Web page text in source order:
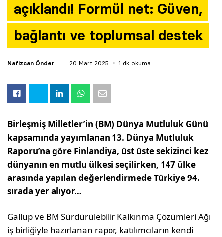
açıklandı! Formül net: Güven,
bağlantı ve toplumsal destek
Nafizcan Önder 20 Mart 2025 1 dk okuma
Birleşmiş Milletler’in (BM) Dünya Mutluluk Günü
kapsamında yayımlanan 13. Dünya Mutluluk
Raporu’na göre Finlandiya, üst üste sekizinci kez
dünyanın en mutlu ülkesi seçilirken, 147 ülke
arasında yapılan değerlendirmede Türkiye 94.
sırada yer alıyor…
Gallup ve BM Sürdürülebilir Kalkınma Çözümleri Ağı
iş birliğiyle hazırlanan rapor, katılımcıların kendi